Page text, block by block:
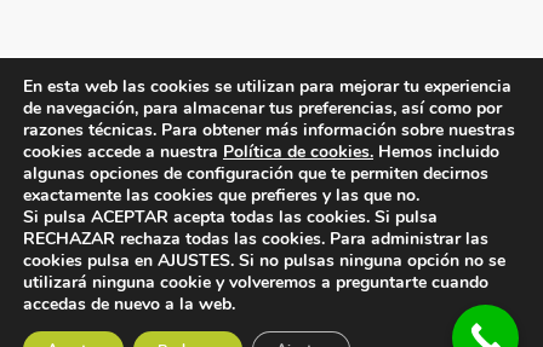
Copyright® 2026 FISIOTERAPIA RAE Salud
Diseño webInboost Marketing|Mapa Web |
Aviso Legal|Política de Privacidad|Política de
En esta web las cookies se utilizan para mejorar tu experiencia
de navegación, para almacenar tus preferencias, así como por
razones técnicas. Para obtener más información sobre nuestras
cookies accede a nuestra Política de cookies. Hemos incluido
algunas opciones de configuración que te permiten decirnos
exactamente las cookies que prefieres y las que no.
Si pulsa ACEPTAR acepta todas las cookies. Si pulsa
RECHAZAR rechaza todas las cookies. Para administrar las
cookies pulsa en AJUSTES. Si no pulsas ninguna opción no se
utilizará ninguna cookie y volveremos a preguntarte cuando
accedas de nuevo a la web.